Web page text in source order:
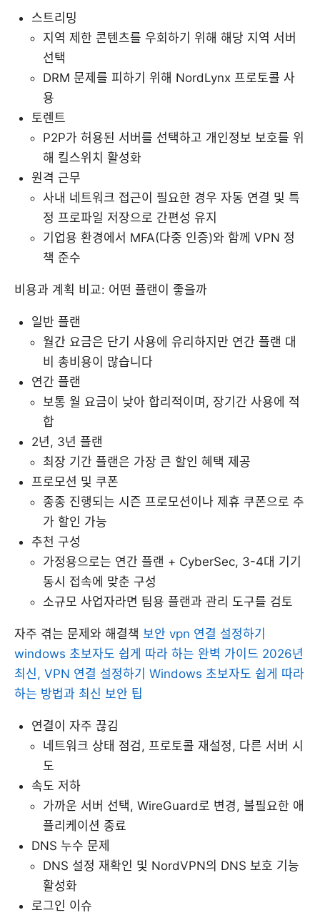
스트리밍
지역 제한 콘텐츠를 우회하기 위해 해당 지역 서버
선택
DRM 문제를 피하기 위해 NordLynx 프로토콜 사
용
토렌트
P2P가 허용된 서버를 선택하고 개인정보 보호를 위
해 킬스위치 활성화
원격 근무
사내 네트워크 접근이 필요한 경우 자동 연결 및 특
정 프로파일 저장으로 간편성 유지
기업용 환경에서 MFA(다중 인증)와 함께 VPN 정
책 준수
비용과 계획 비교: 어떤 플랜이 좋을까
일반 플랜
월간 요금은 단기 사용에 유리하지만 연간 플랜 대
비 총비용이 많습니다
연간 플랜
보통 월 요금이 낮아 합리적이며, 장기간 사용에 적
합
2년, 3년 플랜
최장 기간 플랜은 가장 큰 할인 혜택 제공
프로모션 및 쿠폰
종종 진행되는 시즌 프로모션이나 제휴 쿠폰으로 추
가 할인 가능
추천 구성
가정용으로는 연간 플랜 + CyberSec, 3-4대 기기
동시 접속에 맞춘 구성
소규모 사업자라면 팀용 플랜과 관리 도구를 검토
자주 겪는 문제와 해결책 보안 vpn 연결 설정하기
windows 초보자도 쉽게 따라 하는 완벽 가이드 2026년
최신, VPN 연결 설정하기 Windows 초보자도 쉽게 따라
하는 방법과 최신 보안 팁
연결이 자주 끊김
네트워크 상태 점검, 프로토콜 재설정, 다른 서버 시
도
속도 저하
가까운 서버 선택, WireGuard로 변경, 불필요한 애
플리케이션 종료
DNS 누수 문제
DNS 설정 재확인 및 NordVPN의 DNS 보호 기능
활성화
로그인 이슈